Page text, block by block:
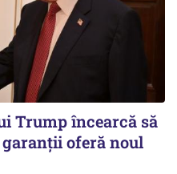
Trump încearcă să
oferă noul